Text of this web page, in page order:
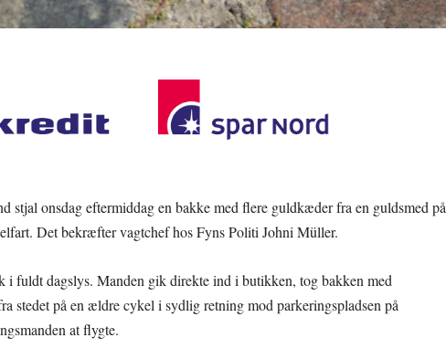
stjal onsdag eftermiddag en bakke med flere guldkæder fra en guldsmed på
Det bekræfter vagtchef hos Fyns Politi Johni Müller.
i fuldt dagslys. Manden gik direkte ind i butikken, tog bakken med
stedet på en ældre cykel i sydlig retning mod parkeringspladsen på
at flygte.